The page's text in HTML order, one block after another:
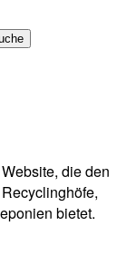
die den
bietet.